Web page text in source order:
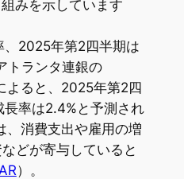
みを示しています
、2025年第2四半期は
トランタ連銀の
よると、2025年第2四
長率は2.4%と予測され
、消費支出や雇用の増
どが寄与していると
）。